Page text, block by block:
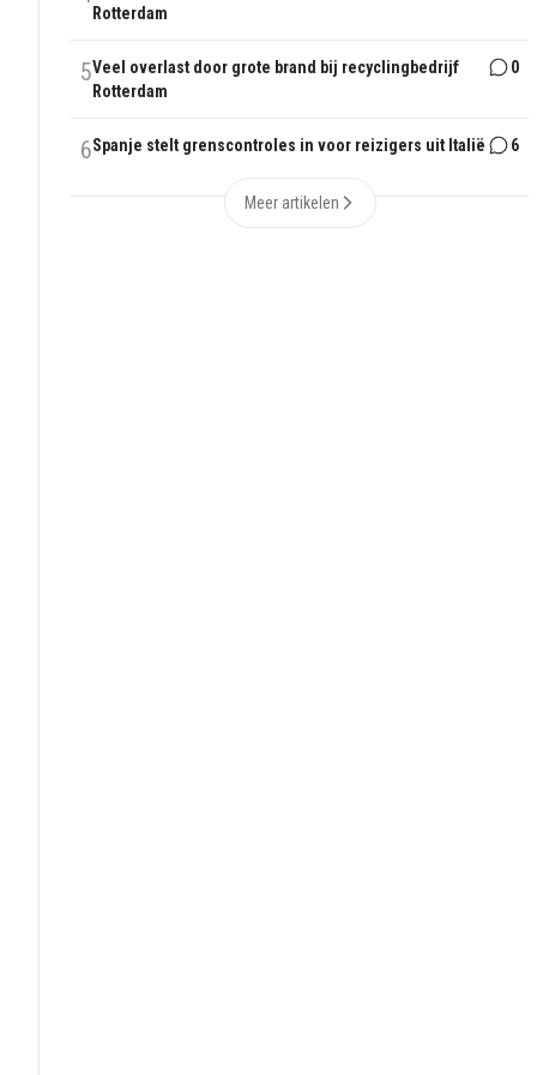
Rotterdam
5Veel overlast door grote brand bij recyclingbedrijf
Rotterdam
0
6Spanje stelt grenscontroles in voor reizigers uit Italië 6
Meer artikelen